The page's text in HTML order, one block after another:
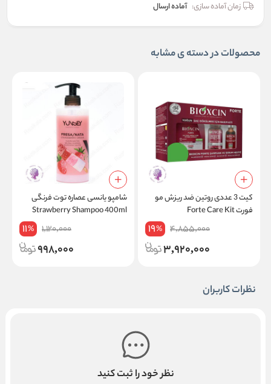
زمان آماده سازی: آماده ارسال
محصولات در دسته ی مشابه
کیت 3 عددی روتین ضد ریزش مو
فورت Forte Care Kit
4,855,000
19%
3,920,000
شامپو یانسی عصاره توت فرنگی
Strawberry Shampoo 400ml
1,120,000
11%
998,000
نظرات کاربران
نظر خود را ثبت کنید